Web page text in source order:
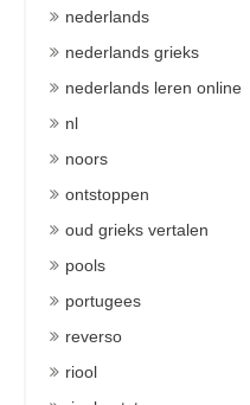
nederlands
nederlands grieks
nederlands leren online
nl
noors
ontstoppen
oud grieks vertalen
pools
portugees
reverso
riool